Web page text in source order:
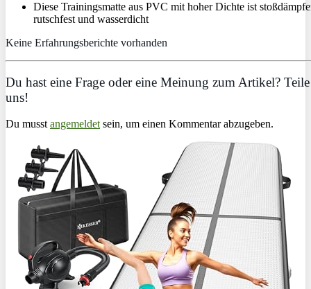
Diese Trainingsmatte aus PVC mit hoher Dichte ist
rutschfest und wasserdicht
Keine Erfahrungsberichte vorhanden
Du hast eine Frage oder eine Meinung zum Artikel?
uns!
Du musst angemeldet sein, um einen Kommentar abzugeben.